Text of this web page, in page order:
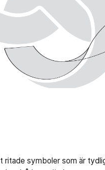
ritade symboler som är